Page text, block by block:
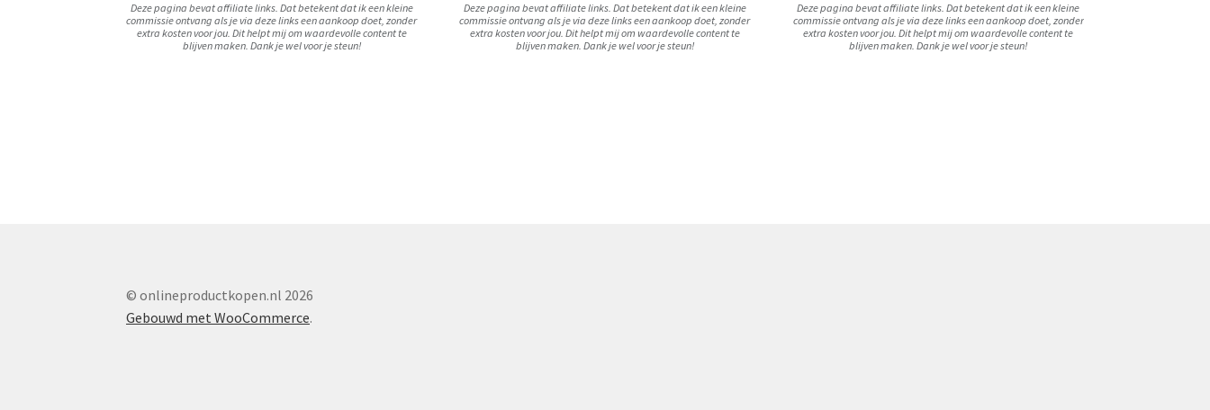
Deze pagina bevat affiliate links. Dat betekent dat ik een kleine
commissie ontvang als je via deze links een aankoop doet, zonder
extra kosten voor jou. Dit helpt mij om waardevolle content te
blijven maken. Dank je wel voor je steun!
Deze pagina bevat affiliate links. Dat betekent dat ik een kleine
commissie ontvang als je via deze links een aankoop doet, zonder
extra kosten voor jou. Dit helpt mij om waardevolle content te
blijven maken. Dank je wel voor je steun!
Deze pagina bevat affiliate links. Dat betekent dat ik een kleine
commissie ontvang als je via deze links een aankoop doet, zonder
extra kosten voor jou. Dit helpt mij om waardevolle content te
blijven maken. Dank je wel voor je steun!
© onlineproductkopen.nl 2026
Gebouwd met WooCommerce.